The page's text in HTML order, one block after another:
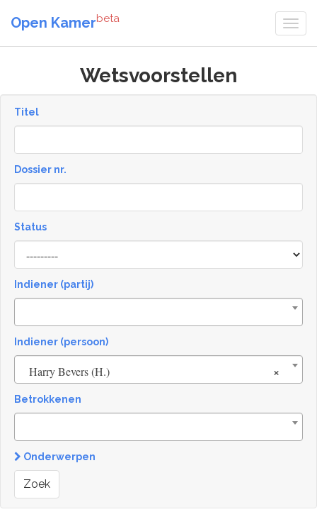
Open Kamerbeta
Wetsvoorstellen
Titel
Dossier nr.
Status
Status
Indiener (partij)
Indiener (persoon)
×
Harry Bevers (H.)
Betrokkenen
Onderwerpen
Zoek